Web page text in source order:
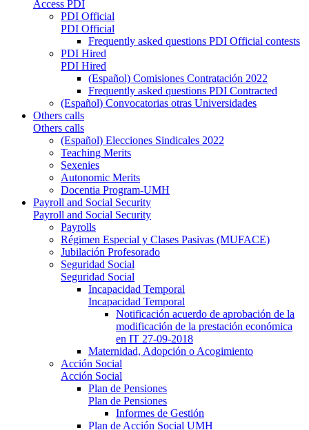
Access PDI
PDI Official
PDI Official
Frequently asked questions PDI Official contests
PDI Hired
PDI Hired
(Español) Comisiones Contratación 2022
Frequently asked questions PDI Contracted
(Español) Convocatorias otras Universidades
Others calls
Others calls
(Español) Elecciones Sindicales 2022
Teaching Merits
Sexenies
Autonomic Merits
Docentia Program-UMH
Payroll and Social Security
Payroll and Social Security
Payrolls
Régimen Especial y Clases Pasivas (MUFACE)
Jubilación Profesorado
Seguridad Social
Seguridad Social
Incapacidad Temporal
Incapacidad Temporal
Notificación acuerdo de aprobación de la
modificación de la prestación económica
en IT 27-09-2018
Maternidad, Adopción o Acogimiento
Acción Social
Acción Social
Plan de Pensiones
Plan de Pensiones
Informes de Gestión
Plan de Acción Social UMH